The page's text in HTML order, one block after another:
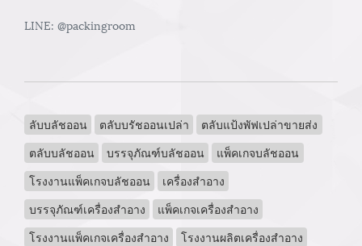
LINE: @packingroom
ลับบลัชออน ตลับบรัชออนเปล่า
ตลับแป้งพัฟเปล่าขายส่ง
ตลับบลัชออน
บรรจุภัณฑ์บลัชออน
แพ็คเกจบลัชออน
โรงงานแพ็คเกจบลัชออน
เครื่องสำอาง
บรรจุภัณฑ์เครื่องสำอาง
แพ็คเกจเครื่องสำอาง
โรงงานแพ็คเกจเครื่องสำอาง
โรงงานผลิตเครื่องสำอาง